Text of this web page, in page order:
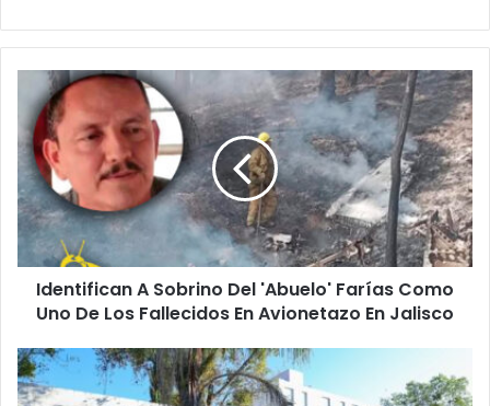
Identifican
Sobrino
Del
'Abuelo'
Farías
Como
Uno
De
Los
Fallecidos
Avionetazo
En
Jalisco
Identifican A Sobrino Del 'Abuelo' Farías Como
Uno De Los Fallecidos En Avionetazo En Jalisco
#UMSNH
Por